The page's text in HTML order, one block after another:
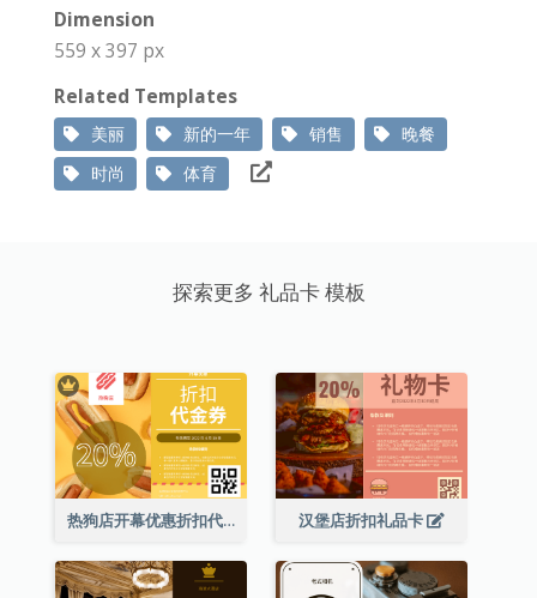
Dimension
559 x 397 px
Related Templates
美丽 新的一年 销售
晚餐
时尚
体育
探索更多 礼品卡 模板
热狗店开幕优惠折扣代金券 汉堡店折扣礼品卡